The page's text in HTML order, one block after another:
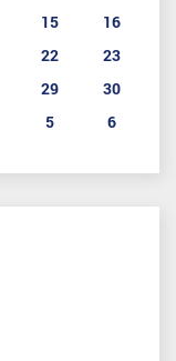
15
16
22
23
29
30
5 6